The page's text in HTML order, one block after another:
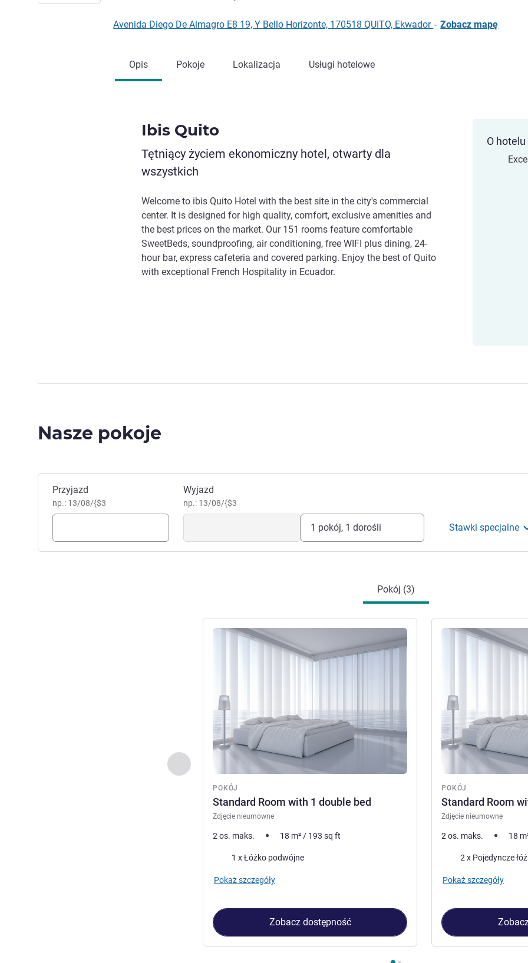
Avenida Diego De Almagro E8 19, Y Bello Horizonte, 170518 QUITO, Ekwador - Zobacz mapę
Opis Pokoje Lokalizacja Usługi hotelowe
Ibis Quito
Tętniący życiem ekonomiczny hotel, otwarty dla
wszystkich
Welcome to ibis Quito Hotel with the best site in the city's commercial
center. It is designed for high quality, comfort, exclusive amenities and
the best prices on the market. Our 151 rooms feature comfortable
SweetBeds, soundproofing, air conditioning, free WIFI plus dining, 24-
hour bar, express cafeteria and covered parking. Enjoy the best of Quito
with exceptional French Hospitality in Ecuador.
O hotelu
Nasze pokoje
Zarezerwuj ten hotel
Przyjazd
np.: 13/08/{$3
Wyjazd
np.: 13/08/{$3
1 pokój, 1 dorośli Stawki specjalne
Pokój (3)
Poprzedni - Pokój
POKÓJ
Standard Room with 1 double bed
Zdjęcie nieumowne
Pokaż szczegóły
2 os. maks. 18 m² / 193 sq ft
Pościel1 x Łóżko podwójne
Pokaż szczegóły
Zobacz dostępność
POKÓJ
Standard Room
Zdjęcie nieumowne
Pokaż szczegóły
2 os. maks. 18
Pościel2 x Pojedyncze
Pokaż szczegóły